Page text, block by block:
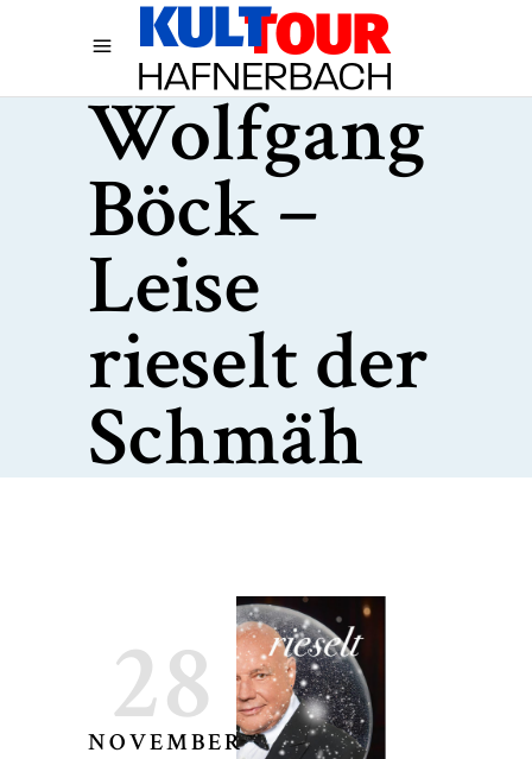
Wolfgang
Böck –
Leise
rieselt der
Schmäh
28
NOVEMBER